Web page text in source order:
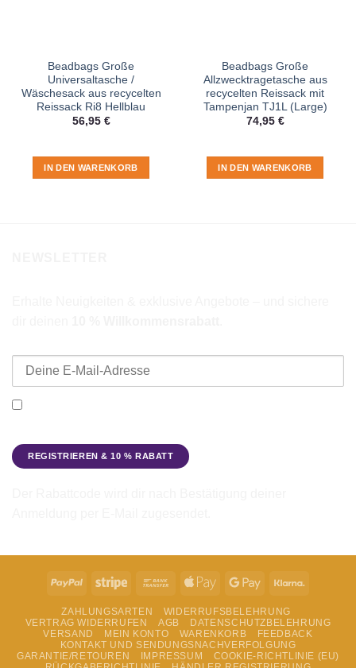
Beadbags Große
Universaltasche /
Wäschesack aus recycelten
Reissack Ri8 Hellblau
56,95 €
IN DEN WARENKORB
Beadbags Große
Allzwecktragetasche aus
recycelten Reissack mit
Tampenjan TJ1L (Large)
74,95 €
IN DEN WARENKORB
PayPal Stripe
Bank
Apple
Google
ZAHLUNGSARTEN
WIDERRUFSBELEHRUNG
VERTRAG WIDERRUFEN
AGB
DATENSCHUTZBELEHRUNG
VERSAND
MEIN KONTO WARENKORB
FEEDBACK
KONTAKT UND SENDUNGSNACHVERFOLGUNG
GARANTIE/RETOUREN
IMPRESSUM
COOKIE-RICHTLINIE (EU)